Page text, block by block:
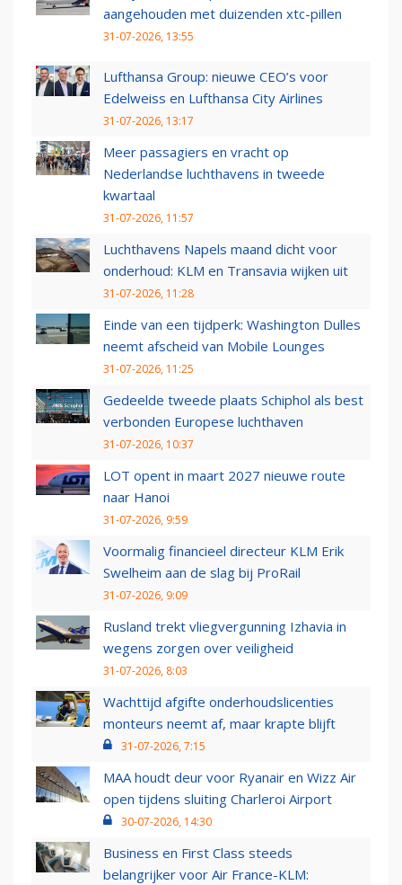
aangehouden met duizenden xtc-pillen
31-07-2026, 13:55
Lufthansa Group: nieuwe CEO’s voor
Edelweiss en Lufthansa City Airlines
31-07-2026, 13:17
Meer passagiers en vracht op
Nederlandse luchthavens in tweede
kwartaal
31-07-2026, 11:57
Luchthavens Napels maand dicht voor
onderhoud: KLM en Transavia wijken uit
31-07-2026, 11:28
Einde van een tijdperk: Washington Dulles
neemt afscheid van Mobile Lounges
31-07-2026, 11:25
Gedeelde tweede plaats Schiphol als best
verbonden Europese luchthaven
31-07-2026, 10:37
LOT opent in maart 2027 nieuwe route
naar Hanoi
31-07-2026, 9:59
Voormalig financieel directeur KLM Erik
Swelheim aan de slag bij ProRail
31-07-2026, 9:09
Rusland trekt vliegvergunning Izhavia in
wegens zorgen over veiligheid
31-07-2026, 8:03
Wachttijd afgifte onderhoudslicenties
monteurs neemt af, maar krapte blijft
31-07-2026, 7:15
MAA houdt deur voor Ryanair en Wizz Air
open tijdens sluiting Charleroi Airport
30-07-2026, 14:30
Business en First Class steeds
belangrijker voor Air France-KLM: